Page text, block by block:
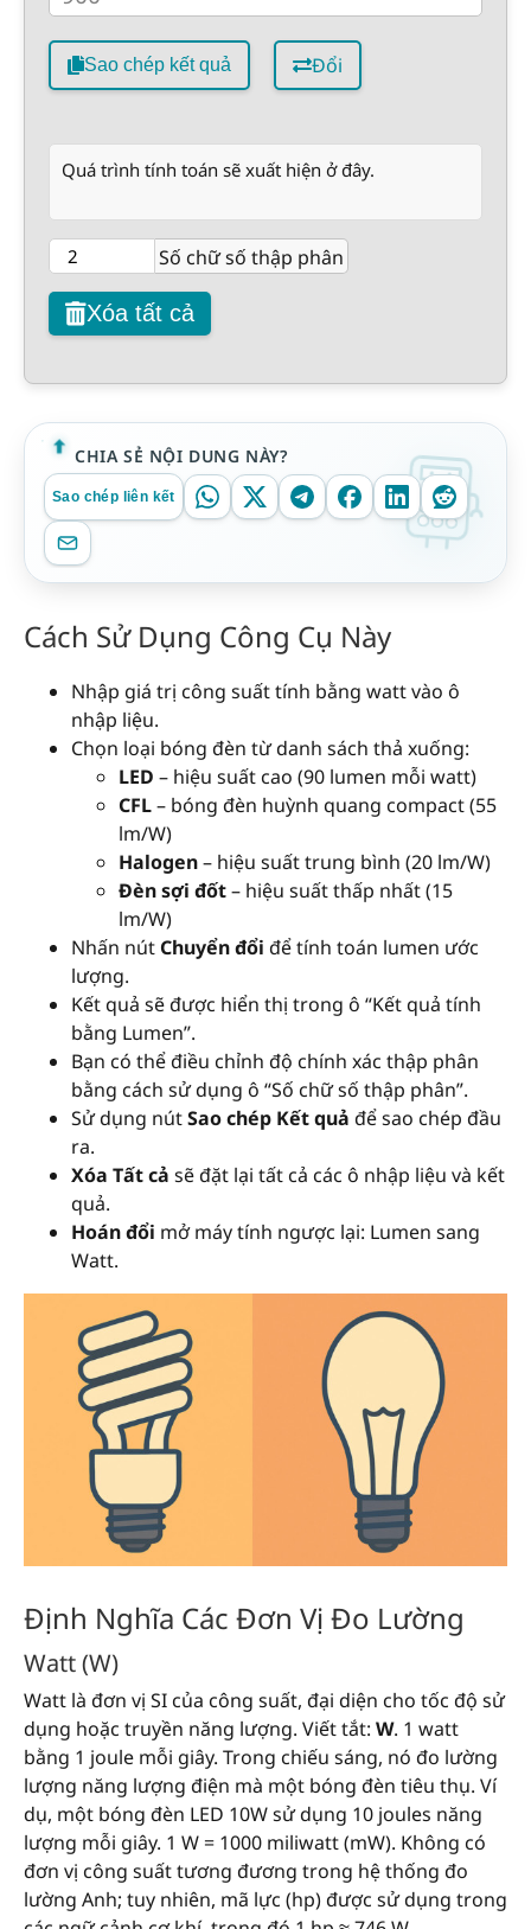
Sao chép kết quả Đổi
Quá trình tính toán sẽ xuất hiện ở đây.
Số chữ số thập phân
Xóa tất cả
CHIA SẺ NỘI DUNG NÀY?
Sao chép liên kết
Cách Sử Dụng Công Cụ Này
Nhập giá trị công suất tính bằng watt vào ô
nhập liệu.
Chọn loại bóng đèn từ danh sách thả xuống:
LED – hiệu suất cao (90 lumen mỗi watt)
CFL– bóng đèn huỳnh quang compact (55
lm/W)
Halogen– hiệu suất trung bình (20 lm/W)
Đèn sợi đốt– hiệu suất thấp nhất (15
lm/W)
Nhấn nút Chuyển đổi để tính toán lumen ước
lượng.
Kết quả sẽ được hiển thị trong ô “Kết quả tính
bằng Lumen”.
Bạn có thể điều chỉnh độ chính xác thập phân
bằng cách sử dụng ô “Số chữ số thập phân”.
Sử dụng nútSao chép Kết quả để sao chép đầu
ra.
Xóa Tất cả sẽ đặt lại tất cả các ô nhập liệu và kết
quả.
Hoán đổi mở máy tính ngược lại: Lumen sang
Watt.
Định Nghĩa Các Đơn Vị Đo Lường
Watt (W)
Watt là đơn vị SI của công suất, đại diện cho tốc độ sử
dụng hoặc truyền năng lượng. Viết tắt: W. 1 watt
bằng 1 joule mỗi giây. Trong chiếu sáng, nó đo lường
lượng năng lượng điện mà một bóng đèn tiêu thụ. Ví
dụ, một bóng đèn LED 10W sử dụng 10 joules năng
lượng mỗi giây. 1 W = 1000 miliwatt (mW). Không có
đơn vị công suất tương đương trong hệ thống đo
lường Anh; tuy nhiên, mã lực (hp) được sử dụng trong